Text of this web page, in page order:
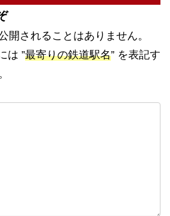
開されることはありません。
は ”最寄りの鉄道駅名” を表記す